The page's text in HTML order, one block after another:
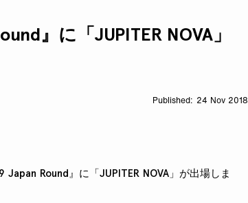
』に「JUPITER NOVA」
24 Nov 2018
Round』に「JUPITER NOVA」が出場しま